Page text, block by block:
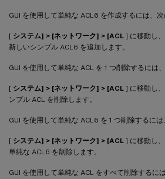
GUI を使用して単純な ACL6 を作成するには、次
[ システム] > [ネットワーク] > [ACL ] に移動し
新しいシンプル ACL6 を追加します。
GUI を使用して単純な ACL を 1 つ削除するには
[ システム] > [ネットワーク] > [ACL ] に移動し
ンプル ACL を削除します。
GUI を使用して単純な ACL6 を 1 つ削除するには
[ システム] > [ネットワーク] > [ACL ] に移動し
単純な ACL6 を削除します。
GUI を使用して単純な ACL をすべて削除するに